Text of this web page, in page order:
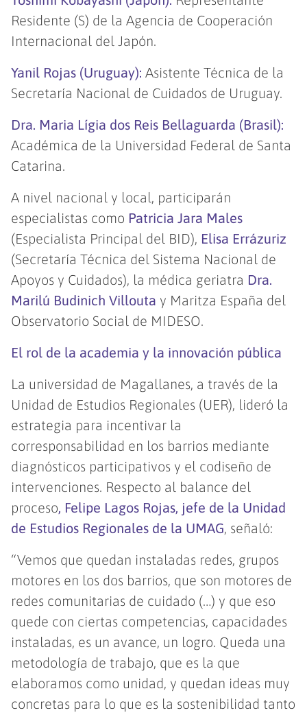
Residente (S) de la Agencia de Cooperación
Internacional del Japón.
Yanil Rojas (Uruguay): Asistente Técnica de la
Secretaría Nacional de Cuidados de Uruguay.
Dra. Maria Lígia dos Reis Bellaguarda (Brasil):
Académica de la Universidad Federal de Santa
Catarina.
A nivel nacional y local, participarán
especialistas como Patricia Jara Males
(Especialista Principal del BID), Elisa Errázuriz
(Secretaría Técnica del Sistema Nacional de
Apoyos y Cuidados), la médica geriatra Dra.
Marilú Budinich Villouta y Maritza España del
Observatorio Social de MIDESO.
El rol de la academia y la innovación pública
La universidad de Magallanes, a través de la
Unidad de Estudios Regionales (UER), lideró la
estrategia para incentivar la
corresponsabilidad en los barrios mediante
diagnósticos participativos y el codiseño de
intervenciones. Respecto al balance del
proceso, Felipe Lagos Rojas, jefe de la Unidad
de Estudios Regionales de la UMAG, señaló:
“Vemos que quedan instaladas redes, grupos
motores en los dos barrios, que son motores de
redes comunitarias de cuidado (…) y que eso
quede con ciertas competencias, capacidades
instaladas, es un avance, un logro. Queda una
metodología de trabajo, que es la que
elaboramos como unidad, y quedan ideas muy
concretas para lo que es la sostenibilidad tanto